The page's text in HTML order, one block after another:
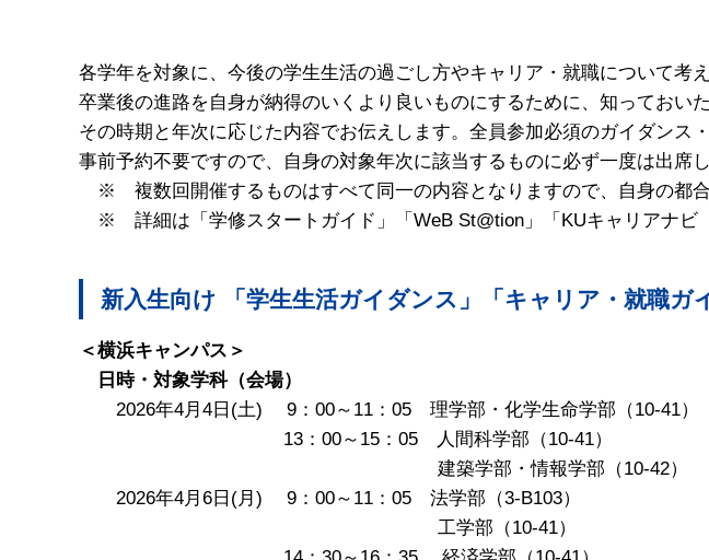
各学年を対象に、今後の学生生活の過ごし方やキャリア・就職について考
卒業後の進路を自身が納得のいくより良いものにするために、知っておい
その時期と年次に応じた内容でお伝えします。全員参加必須のガイダンス
事前予約不要ですので、自身の対象年次に該当するものに必ず一度は出席し
※ 複数回開催するものはすべて同一の内容となりますので、自身の都合
※ 詳細は「学修スタートガイド」「WeB St@tion」「KUキャリアナビ
新入生向け 「学生生活ガイダンス」「キャリア・就職ガ
＜横浜キャンパス＞
日時・対象学科（会場）
2026年4月4日(土) 9：00～11：05 理学部・化学生命学部（10-41）
13：00～15：05 人間科学部（10-41）
建築学部・情報学部（10-42）
2026年4月6日(月) 9：00～11：05 法学部（3-B103）
工学部（10-41）